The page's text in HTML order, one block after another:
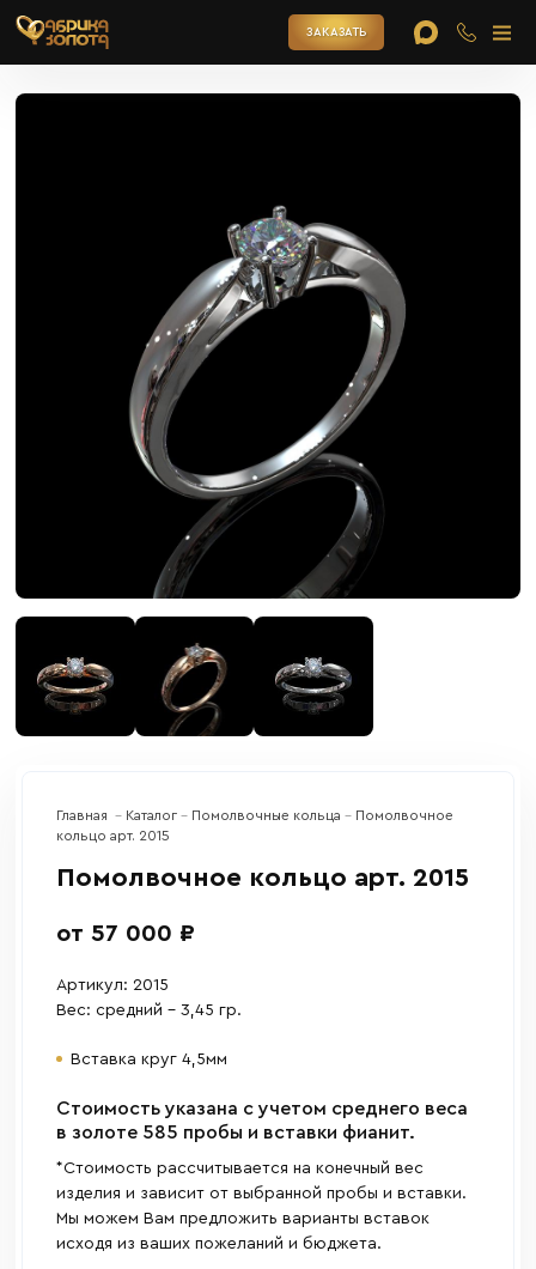
ЗАКАЗАТЬ
Главная Каталог Помолвочные кольца
Помолвочное
кольцо арт. 2015
Помолвочное кольцо арт. 2015
от 57 000 ₽
Артикул: 2015
Вес: средний – 3,45 гр.
Вставка круг 4,5мм
Cтоимость указана с учетом среднего веса
в золоте 585 пробы и вставки фианит.
*Стоимость рассчитывается на конечный вес
изделия и зависит от выбранной пробы и вставки.
Мы можем Вам предложить варианты вставок
исходя из ваших пожеланий и бюджета.